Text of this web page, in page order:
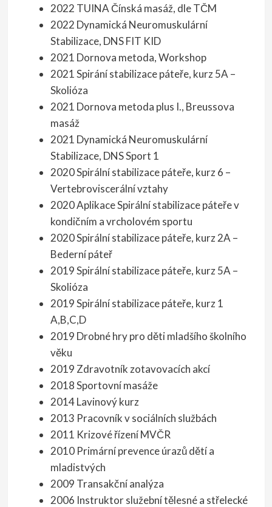
2022 TUINA Čínská masáž, dle TČM
2022 Dynamická Neuromuskulární
Stabilizace, DNS FIT KID
2021 Dornova metoda, Workshop
2021 Spirání stabilizace páteře, kurz 5A –
Skolióza
2021 Dornova metoda plus I., Breussova
masáž
2021 Dynamická Neuromuskulární
Stabilizace, DNS Sport 1
2020 Spirální stabilizace páteře, kurz 6 –
Vertebroviscerální vztahy
2020 Aplikace Spirální stabilizace páteře v
kondičním a vrcholovém sportu
2020 Spirální stabilizace páteře, kurz 2A –
Bederní páteř
2019 Spirální stabilizace páteře, kurz 5A –
Skolióza
2019 Spirální stabilizace páteře, kurz 1
A,B,C,D
2019 Drobné hry pro děti mladšího školního
věku
2019 Zdravotník zotavovacích akcí
2018 Sportovní masáže
2014 Lavinový kurz
2013 Pracovník v sociálních službách
2011 Krizové řízení MVČR
2010 Primární prevence úrazů dětí a
mladistvých
2009 Transakční analýza
2006 Instruktor služební tělesné a střelecké